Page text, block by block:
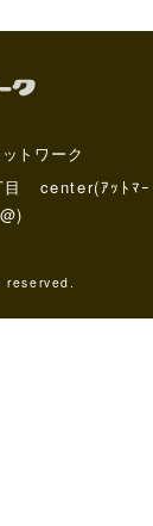
トワーク
目 center(ｱｯﾄﾏｰ